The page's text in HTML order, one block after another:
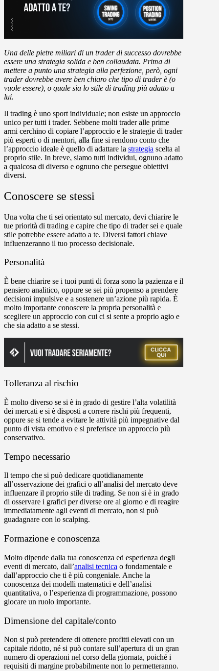
Una delle pietre miliari di un trader di successo dovrebbe
essere una strategia solida e ben collaudata. Prima di
mettere a punto una strategia alla perfezione, però, ogni
trader dovrebbe avere ben chiaro che tipo di trader è (o
vuole essere), o quale sia lo stile di trading più adatto a
lui.
Il trading è uno sport individuale; non esiste un approccio
unico per tutti i trader. Sebbene molti trader alle prime
armi cerchino di copiare l’approccio e le strategie di trader
più esperti o di mentori, alla fine si rendono conto che
l’approccio ideale è quello di adattare la strategia scelta al
proprio stile. In breve, siamo tutti individui, ognuno adatto
a qualcosa di diverso e ognuno che persegue obiettivi
diversi.
Conoscere se stessi
Una volta che ti sei orientato sul mercato, devi chiarire le
tue priorità di trading e capire che tipo di trader sei e quale
stile potrebbe essere adatto a te. Diversi fattori chiave
influenzeranno il tuo processo decisionale.
Personalità
È bene chiarire se i tuoi punti di forza sono la pazienza e il
pensiero analitico, oppure se sei più propenso a prendere
decisioni impulsive e a sostenere un’azione più rapida. È
molto importante conoscere la propria personalità e
scegliere un approccio con cui ci si sente a proprio agio e
che sia adatto a se stessi.
Tolleranza al rischio
È molto diverso se si è in grado di gestire l’alta volatilità
dei mercati e si è disposti a correre rischi più frequenti,
oppure se si tende a evitare le attività più impegnative dal
punto di vista emotivo e si preferisce un approccio più
conservativo.
Tempo necessario
Il tempo che si può dedicare quotidianamente
all’osservazione dei grafici o all’analisi del mercato deve
influenzare il proprio stile di trading. Se non si è in grado
di osservare i grafici per diverse ore al giorno e di reagire
immediatamente agli eventi di mercato, non si può
guadagnare con lo scalping.
Formazione e conoscenza
Molto dipende dalla tua conoscenza ed esperienza degli
eventi di mercato, dall’analisi tecnica o fondamentale e
dall’approccio che ti è più congeniale. Anche la
conoscenza dei modelli matematici e dell’analisi
quantitativa, o l’esperienza di programmazione, possono
giocare un ruolo importante.
Dimensione del capitale/conto
Non si può pretendere di ottenere profitti elevati con un
capitale ridotto, né si può contare sull’apertura di un gran
numero di operazioni nel corso della giornata, poiché i
requisiti di margine probabilmente non lo permetteranno.